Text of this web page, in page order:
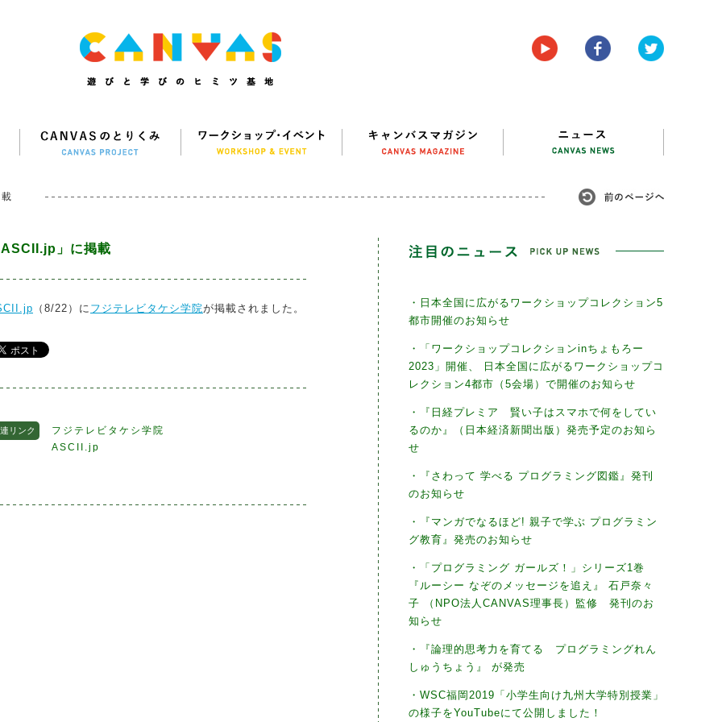
」に掲載
（8/22）に フジテレビタケシ学院が掲載されました。
リンク
フジテレビタケシ学院
ASCII.jp
・日本全国に広がるワークショップコレクション5
都市開催のお知らせ
・「ワークショップコレクションinちょもろー
2023」開催、 日本全国に広がるワークショップコ
レクション4都市（5会場）で開催のお知らせ
・『日経プレミア 賢い子はスマホで何をしてい
るのか』（日本経済新聞出版）発売予定のお知ら
せ
・『さわって 学べる プログラミング図鑑』発刊
のお知らせ
・『マンガでなるほど! 親子で学ぶ プログラミン
グ教育』発売のお知らせ
・「プログラミング ガールズ！」シリーズ1巻
『ルーシー なぞのメッセージを追え』 石戸奈々
子 （NPO法人CANVAS理事長）監修 発刊のお
知らせ
・『論理的思考力を育てる プログラミングれん
しゅうちょう』 が発売
・WSC福岡2019「小学生向け九州大学特別授業」
の様子をYouTubeにて公開しました！